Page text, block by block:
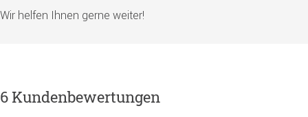
Wir helfen Ihnen gerne weiter!
6 Kundenbewertungen